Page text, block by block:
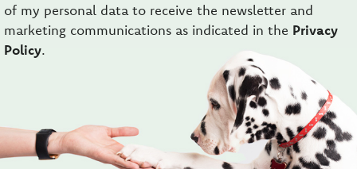
of my personal data to receive the newsletter and
marketing communications as indicated in the Privacy
Policy.